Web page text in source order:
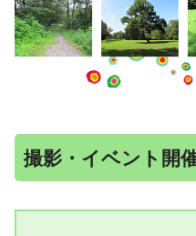
撮影・イベント開